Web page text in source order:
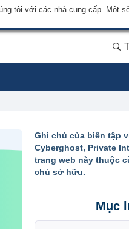
tôi với các nhà cung cấp. Một
Ghi chú của biên tập
Cyberghost, Private
trang web này thuộc
chủ sở hữu.
Mục